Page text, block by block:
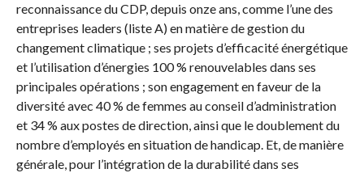
reconnaissance du CDP, depuis onze ans, comme l’une des
entreprises leaders (liste A) en matière de gestion du
changement climatique ; ses projets d’efficacité énergétique
et l’utilisation d’énergies 100 % renouvelables dans ses
principales opérations ; son engagement en faveur de la
diversité avec 40 % de femmes au conseil d’administration
et 34 % aux postes de direction, ainsi que le doublement du
nombre d’employés en situation de handicap. Et, de manière
générale, pour l’intégration de la durabilité dans ses